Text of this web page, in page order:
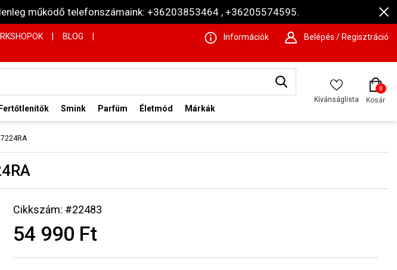
működő telefonszámaink: +36203853464 , +36205574595.
BLOG Információk Belépés / Regisztráció
Smink Parfüm Életmód Márkák
Kívánságlista
0
Kosár
Cikkszám: #22483
54 990 Ft